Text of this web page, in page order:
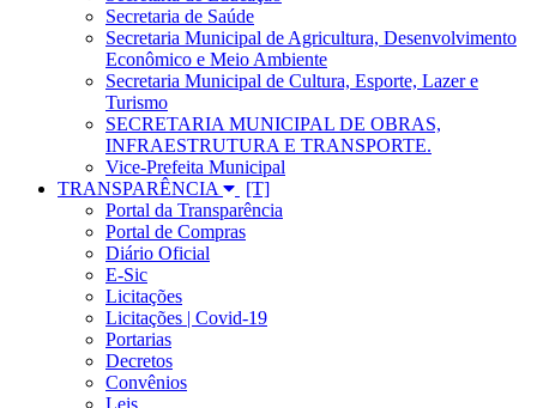
Secretaria de Saúde
Secretaria Municipal de Agricultura, Desenvolvimento
Econômico e Meio Ambiente
Secretaria Municipal de Cultura, Esporte, Lazer e
Turismo
SECRETARIA MUNICIPAL DE OBRAS,
INFRAESTRUTURA E TRANSPORTE.
Vice-Prefeita Municipal
TRANSPARÊNCIA
Portal da Transparência
Portal de Compras
Diário Oficial
E-Sic
Licitações
Licitações | Covid-19
Portarias
Decretos
Convênios
Leis